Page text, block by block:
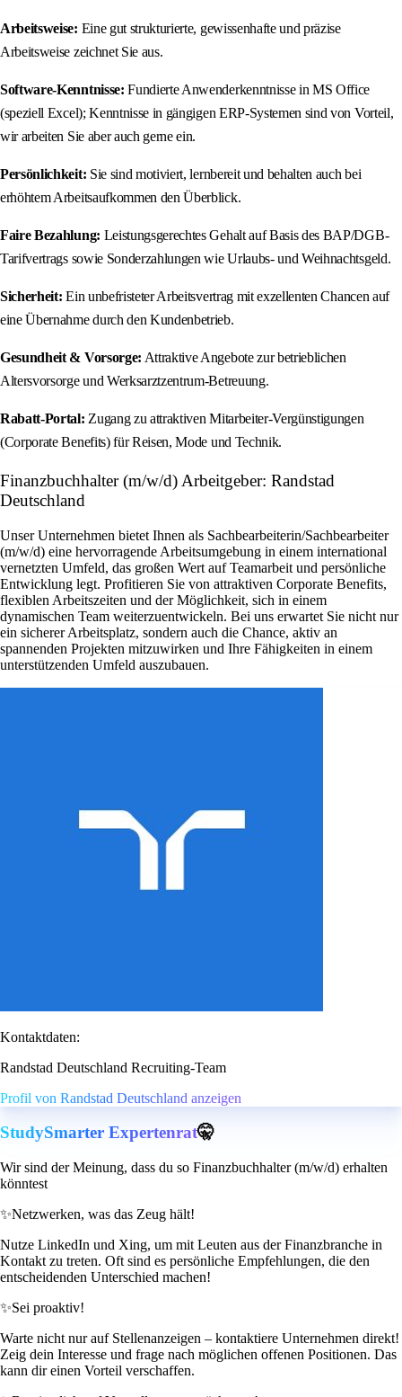
Arbeitsweise: Eine gut strukturierte, gewissenhafte und präzise
Arbeitsweise zeichnet Sie aus.
Software-Kenntnisse: Fundierte Anwenderkenntnisse in MS Office
(speziell Excel); Kenntnisse in gängigen ERP-Systemen sind von Vorteil,
wir arbeiten Sie aber auch gerne ein.
Persönlichkeit: Sie sind motiviert, lernbereit und behalten auch bei
erhöhtem Arbeitsaufkommen den Überblick.
Faire Bezahlung: Leistungsgerechtes Gehalt auf Basis des BAP/DGB-
Tarifvertrags sowie Sonderzahlungen wie Urlaubs- und Weihnachtsgeld.
Sicherheit: Ein unbefristeter Arbeitsvertrag mit exzellenten Chancen auf
eine Übernahme durch den Kundenbetrieb.
Gesundheit & Vorsorge: Attraktive Angebote zur betrieblichen
Altersvorsorge und Werksarztzentrum-Betreuung.
Rabatt-Portal: Zugang zu attraktiven Mitarbeiter-Vergünstigungen
(Corporate Benefits) für Reisen, Mode und Technik.
Finanzbuchhalter (m/w/d) Arbeitgeber: Randstad
Deutschland
Unser Unternehmen bietet Ihnen als Sachbearbeiterin/Sachbearbeiter
(m/w/d) eine hervorragende Arbeitsumgebung in einem international
vernetzten Umfeld, das großen Wert auf Teamarbeit und persönliche
Entwicklung legt. Profitieren Sie von attraktiven Corporate Benefits,
flexiblen Arbeitszeiten und der Möglichkeit, sich in einem
dynamischen Team weiterzuentwickeln. Bei uns erwartet Sie nicht nur
ein sicherer Arbeitsplatz, sondern auch die Chance, aktiv an
spannenden Projekten mitzuwirken und Ihre Fähigkeiten in einem
unterstützenden Umfeld auszubauen.
Kontaktdaten:
Randstad Deutschland Recruiting-Team
Profil von Randstad Deutschland anzeigen
StudySmarter Expertenrat🤫
Wir sind der Meinung, dass du so Finanzbuchhalter (m/w/d) erhalten
könntest
✨Netzwerken, was das Zeug hält!
Nutze LinkedIn und Xing, um mit Leuten aus der Finanzbranche in
Kontakt zu treten. Oft sind es persönliche Empfehlungen, die den
entscheidenden Unterschied machen!
✨Sei proaktiv!
Warte nicht nur auf Stellenanzeigen – kontaktiere Unternehmen direkt!
Zeig dein Interesse und frage nach möglichen offenen Positionen. Das
kann dir einen Vorteil verschaffen.